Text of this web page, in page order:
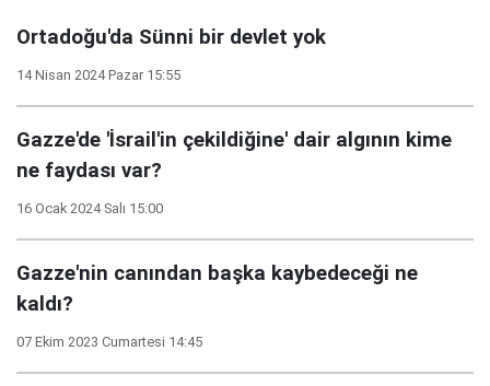
Ortadoğu'da Sünni bir devlet yok
14 Nisan 2024 Pazar 15:55
Gazze'de 'İsrail'in çekildiğine' dair algının kime
ne faydası var?
16 Ocak 2024 Salı 15:00
Gazze'nin canından başka kaybedeceği ne
kaldı?
07 Ekim 2023 Cumartesi 14:45